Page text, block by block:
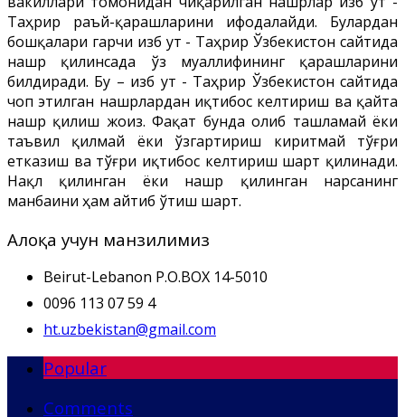
Таҳрир раъй-қарашларини ифодалайди. Булардан
бошқалари гарчи Ҳизб ут - Таҳрир Ўзбекистон сайтида
нашр қилинсада ўз муаллифининг қарашларини
билдиради. Бу – Ҳизб ут - Таҳрир Ўзбекистон сайтида
чоп этилган нашрлардан иқтибос келтириш ва қайта
нашр қилиш жоиз. Фақат бунда олиб ташламай ёки
таъвил қилмай ёки ўзгартириш киритмай тўғри
етказиш ва тўғри иқтибос келтириш шарт қилинади.
Нақл қилинган ёки нашр қилинган нарсанинг
манбаини ҳам айтиб ўтиш шарт.
Алоқа учун манзилимиз
Beirut-Lebanon P.O.BOX 14-5010
0096 113 07 59 4
ht.uzbekistan@gmail.com
Popular
Comments